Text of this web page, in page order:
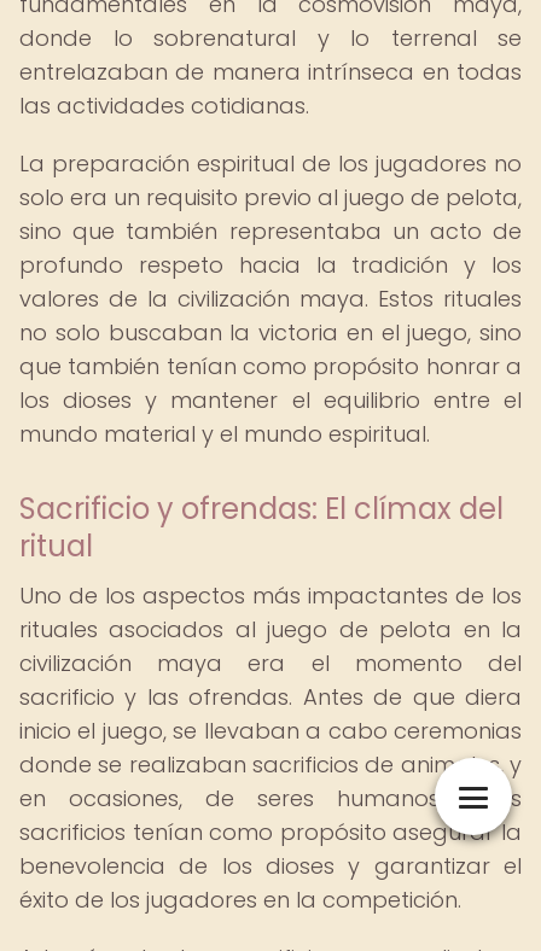
donde lo sobrenatural y lo terrenal se
entrelazaban de manera intrínseca en todas
las actividades cotidianas.
La preparación espiritual de los jugadores no
solo era un requisito previo al juego de pelota,
sino que también representaba un acto de
profundo respeto hacia la tradición y los
valores de la civilización maya. Estos rituales
no solo buscaban la victoria en el juego, sino
que también tenían como propósito honrar a
los dioses y mantener el equilibrio entre el
mundo material y el mundo espiritual.
Sacrificio y ofrendas: El clímax del
ritual
Uno de los aspectos más impactantes de los
rituales asociados al juego de pelota en la
civilización maya era el momento del
sacrificio y las ofrendas. Antes de que diera
inicio el juego, se llevaban a cabo ceremonias
donde se realizaban sacrificios de animales, y
en ocasiones, de seres humanos. Estos
sacrificios tenían como propósito asegurar la
benevolencia de los dioses y garantizar el
éxito de los jugadores en la competición.